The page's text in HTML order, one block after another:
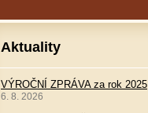
Aktuality
VÝROČNÍ ZPRÁVA za rok 2025
6. 8. 2026